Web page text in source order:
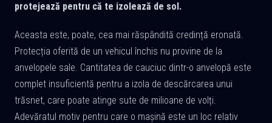
protejează pentru că te izolează de sol.
Aceasta este, poate, cea mai răspândită credință eronată.
Protecția oferită de un vehicul închis nu provine de la
anvelopele sale. Cantitatea de cauciuc dintr-o anvelopă este
complet insuficientă pentru a izola de descărcarea unui
trăsnet, care poate atinge sute de milioane de volți.
Adevăratul motiv pentru care o mașină este un loc relativ